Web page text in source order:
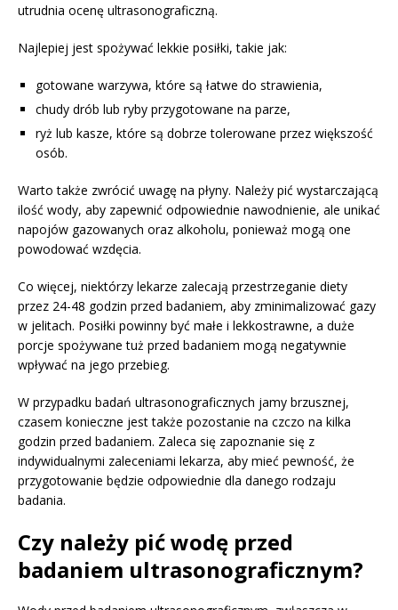
utrudnia ocenę ultrasonograficzną.
Najlepiej jest spożywać lekkie posiłki, takie jak:
gotowane warzywa, które są łatwe do strawienia,
chudy drób lub ryby przygotowane na parze,
ryż lub kasze, które są dobrze tolerowane przez większość
osób.
Warto także zwrócić uwagę na płyny. Należy pić wystarczającą
ilość wody, aby zapewnić odpowiednie nawodnienie, ale unikać
napojów gazowanych oraz alkoholu, ponieważ mogą one
powodować wzdęcia.
Co więcej, niektórzy lekarze zalecają przestrzeganie diety
przez 24-48 godzin przed badaniem, aby zminimalizować gazy
w jelitach. Posiłki powinny być małe i lekkostrawne, a duże
porcje spożywane tuż przed badaniem mogą negatywnie
wpływać na jego przebieg.
W przypadku badań ultrasonograficznych jamy brzusznej,
czasem konieczne jest także pozostanie na czczo na kilka
godzin przed badaniem. Zaleca się zapoznanie się z
indywidualnymi zaleceniami lekarza, aby mieć pewność, że
przygotowanie będzie odpowiednie dla danego rodzaju
badania.
Czy należy pić wodę przed
badaniem ultrasonograficznym?